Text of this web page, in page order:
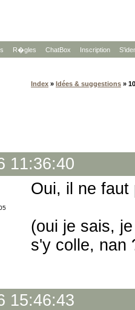
R�gles ChatBox Inscription
Index » Idées & suggestions »
11:36:40
Oui, il ne
(oui je sais,
s'y colle, nan
15:46:43